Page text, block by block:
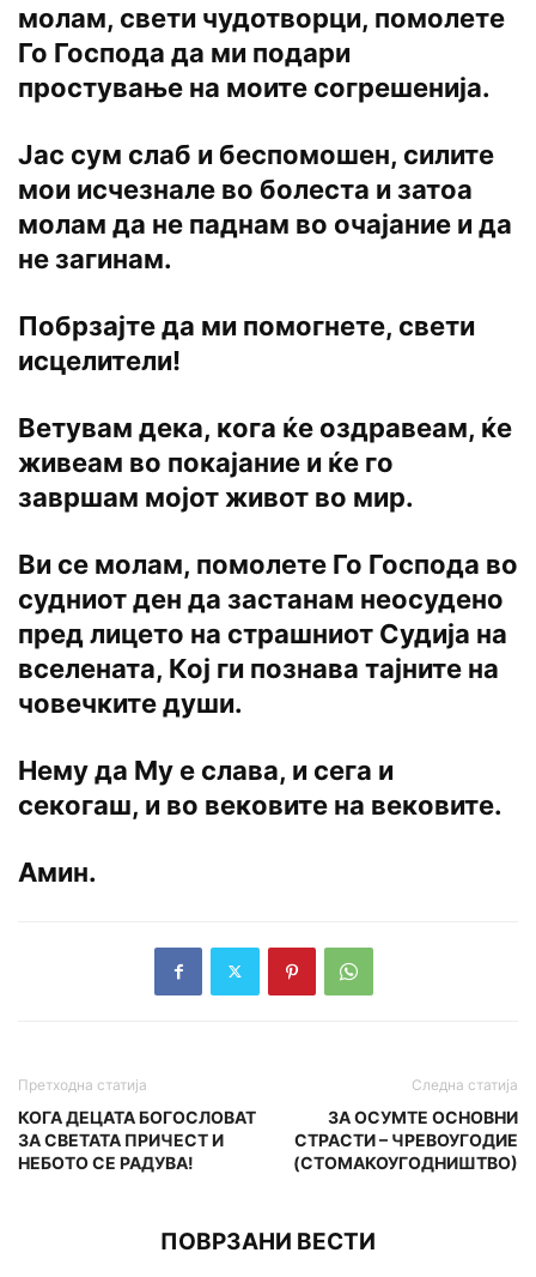
молам, свети чудотворци, помолете
Го Господа да ми подари
простување на моите согрешенија.
Јас сум слаб и беспомошен, силите
мои исчезнале во болеста и затоа
молам да не паднам во очајание и да
не загинам.
Побрзајте да ми помогнете, свети
исцелители!
Ветувам дека, кога ќе оздравеам, ќе
живеам во покајание и ќе го
завршам мојот живот во мир.
Ви се молам, помолете Го Господа во
судниот ден да застанам неосудено
пред лицето на страшниот Судија на
вселената, Кој ги познава тајните на
човечките души.
Нему да My e слава, и сега и
секогаш, и во вековите на вековите.
Амин.
Претходна статија
КОГА ДЕЦАТА БОГОСЛОВАТ
ЗА СВЕТАТА ПРИЧЕСТ И
НЕБОТО СЕ РАДУВА!
Следна статија
ЗА ОСУМТЕ ОСНОВНИ
СТРАСТИ – ЧРЕВОУГОДИЕ
(СТОМАКОУГОДНИШТВО)
ПОВРЗАНИ ВЕСТИ